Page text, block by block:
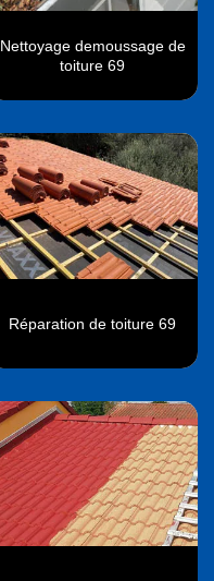
Nettoyage demoussage de
toiture 69
Réparation de toiture 69